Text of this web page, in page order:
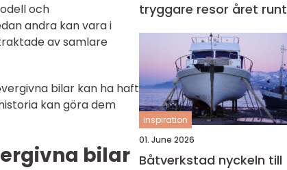
och
andra kan vara i
av samlare
bilar kan ha haft
kan göra dem
bilar
tryggare resor året runt
inspiration
01. June 2026
Båtverkstad nyckeln till